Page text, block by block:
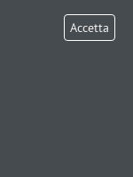
Accetta